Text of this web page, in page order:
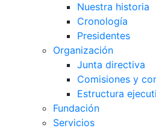
Nuestra historia
Cronología
Presidentes
Organización
Junta directiva
Comisiones y
Estructura
Fundación
Servicios